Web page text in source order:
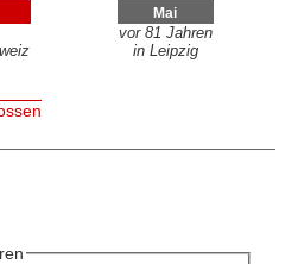
Mai
vor 81 Jahren
in Leipzig